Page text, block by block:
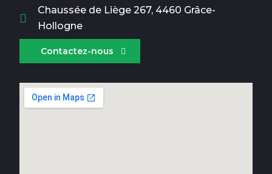
Chaussée de Liège 267, 4460 Grâce-
Hollogne
Contactez-nous